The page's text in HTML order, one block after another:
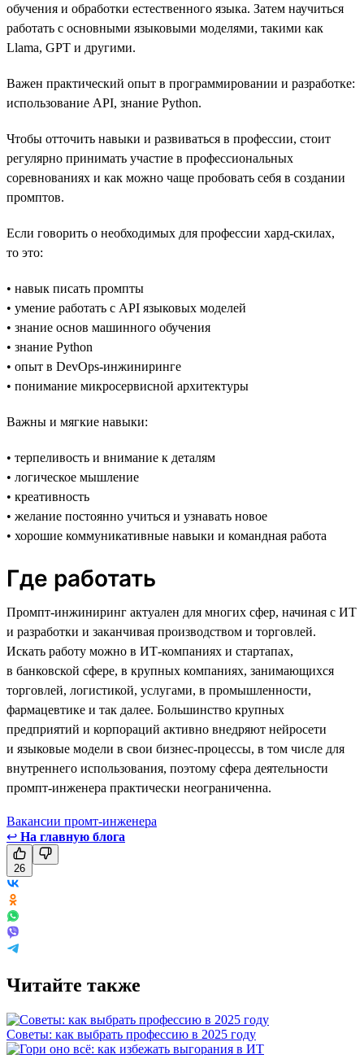
обучения и обработки естественного языка. Затем научиться
работать с основными языковыми моделями, такими как
Llama, GPT и другими.
Важен практический опыт в программировании и разработке:
использование API, знание Python.
Чтобы отточить навыки и развиваться в профессии, стоит
регулярно принимать участие в профессиональных
соревнованиях и как можно чаще пробовать себя в создании
промптов.
Если говорить о необходимых для профессии хард-скилах,
то это:
• навык писать промпты
• умение работать с API языковых моделей
• знание основ машинного обучения
• знание Python
• опыт в DevOps-инжиниринге
• понимание микросервисной архитектуры
Важны и мягкие навыки:
• терпеливость и внимание к деталям
• логическое мышление
• креативность
• желание постоянно учиться и узнавать новое
• хорошие коммуникативные навыки и командная работа
Где работать
Промпт-инжиниринг актуален для многих сфер, начиная с ИТ
и разработки и заканчивая производством и торговлей.
Искать работу можно в ИТ-компаниях и стартапах,
в банковской сфере, в крупных компаниях, занимающихся
торговлей, логистикой, услугами, в промышленности,
фармацевтике и так далее. Большинство крупных
предприятий и корпораций активно внедряют нейросети
и языковые модели в свои бизнес-процессы, в том числе для
внутреннего использования, поэтому сфера деятельности
промпт-инженера практически неограниченна.
Вакансии промт-инженера
↩ На главную блога
26
Читайте также
Советы: как выбрать профессию в 2025 году